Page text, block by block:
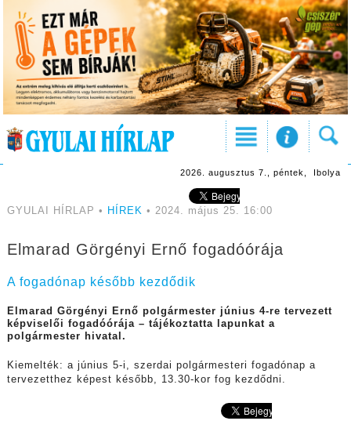
2026. augusztus 7., péntek, Ibolya
GYULAI HÍRLAP • HÍREK • 2024. május 25. 16:00
Elmarad Görgényi Ernő fogadóórája
A fogadónap később kezdődik
Elmarad Görgényi Ernő polgármester június 4-re tervezett
képviselői fogadóórája – tájékoztatta lapunkat a
polgármester hivatal.
Kiemelték: a június 5-i, szerdai polgármesteri fogadónap a
tervezetthez képest később, 13.30-kor fog kezdődni.